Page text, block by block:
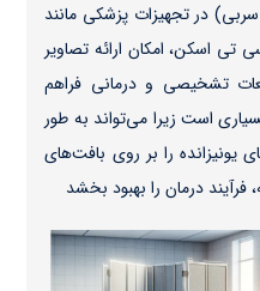
سربی) در تجهیزات پزشکی مانند
تی اسکن، امکان ارائه تصاویر
تشخیصی و درمانی فراهم
است زیرا می‌تواند به طور
یونیزانده را بر روی بافت‌های
درمان را بهبود بخشد